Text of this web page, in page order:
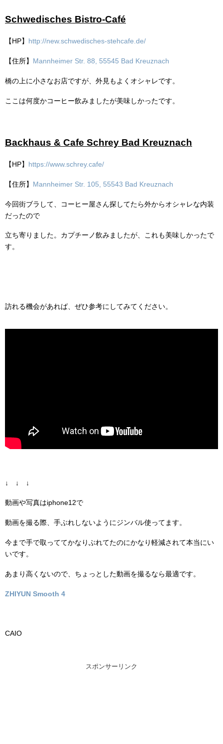
Schwedisches Bistro-Café
【HP】 http://new.schwedisches-stehcafe.de/
【住所】 Mannheimer Str. 88, 55545 Bad Kreuznach
橋の上に小さなお店ですが、外見もよくオシャレです。
ここは何度かコーヒー飲みましたが美味しかったです。
Backhaus & Cafe Schrey Bad Kreuznach
【HP】 https://www.schrey.cafe/
【住所】 Mannheimer Str. 105, 55543 Bad Kreuznach
今回街ブラして、コーヒー屋さん探してたら外からオシャレな内装
だったので
立ち寄りました。カプチーノ飲みましたが、これも美味しかったで
す。
訪れる機会があれば、ぜひ参考にしてみてください。
↓ ↓ ↓
動画や写真はiphone12で
動画を撮る際、手ぶれしないようにジンバル使ってます。
今まで手で取っててかなりぶれてたのにかなり軽減されて本当にい
いです。
あまり高くないので、ちょっとした動画を撮るなら最適です。
ZHIYUN Smooth 4
CAIO
スポンサーリンク